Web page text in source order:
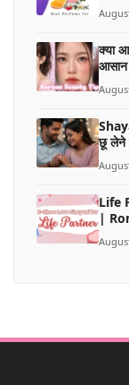
क्या
आसान
छू लेने
Life
|